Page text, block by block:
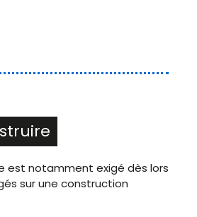
est notamment exigé dès lors
sur une construction